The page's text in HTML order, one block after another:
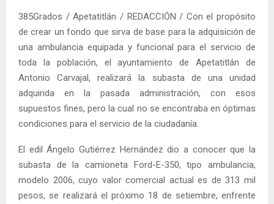
385Grados / Apetatitlán / REDACCIÓN / Con el propósito
de crear un fondo que sirva de base para la adquisición de
una ambulancia equipada y funcional para el servicio de
toda la población, el ayuntamiento de Apetatitlán de
Antonio Carvajal, realizará la subasta de una unidad
adquirida en la pasada administración, con esos
supuestos fines, pero la cual no se encontraba en óptimas
condiciones para el servicio de la ciudadanía.
El edil Ángelo Gutiérrez Hernández dio a conocer que la
subasta de la camioneta Ford-E-350, tipo ambulancia,
modelo 2006, cuyo valor comercial actual es de 313 mil
pesos, se realizará el próximo 18 de setiembre, enfrente